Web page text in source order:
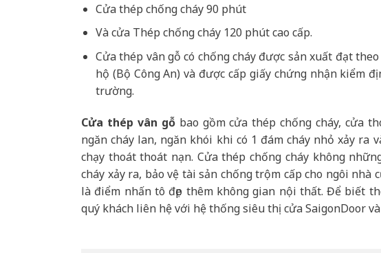
Cửa thép chống cháy 90 phút
Và cửa Thép chống cháy 120 phút cao cấp.
Cửa thép vân gỗ có chống cháy được sản xuất đạt
hộ (Bộ Công An) và được cấp giấy chứng nhận kiểm
trường.
Cửa thép vân gỗbao gồm cửa thép chống cháy, cửa
ngăn cháy lan, ngăn khói khi có 1 đám cháy nhỏ xảy ra
chạy thoát thoát nạn. Cửa thép chống cháy không
cháy xảy ra, bảo vệ tài sản chống trộm cấp cho ngôi
là điểm nhấn tô đẹp thêm không gian nội thất. Để biết
quý khách liên hệ với hệ thống siêu thị cửa SaigonDoor